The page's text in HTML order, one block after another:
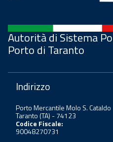
Autorità di Sistema
Porto di Taranto
Indirizzo
Porto Mercantile Molo S. Cataldo
Taranto (TA) - 74123
Codice Fiscale:
90048270731